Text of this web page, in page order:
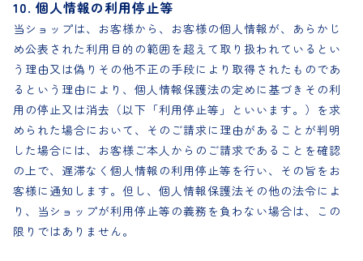
10. 個人情報の利用停止等
当ショップは、お客様から、お客様の個人情報が、あらかじ
め公表された利用目的の範囲を超えて取り扱われているとい
う理由又は偽りその他不正の手段により取得されたものであ
るという理由により、個人情報保護法の定めに基づきその利
用の停止又は消去（以下「利用停止等」といいます。）を求
められた場合において、そのご請求に理由があることが判明
した場合には、お客様ご本人からのご請求であることを確認
の上で、遅滞なく個人情報の利用停止等を行い、その旨をお
客様に通知します。但し、個人情報保護法その他の法令によ
り、当ショップが利用停止等の義務を負わない場合は、この
限りではありません。